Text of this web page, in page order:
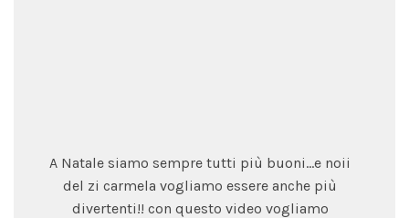
A Natale siamo sempre tutti più buoni...e noii
del zi carmela vogliamo essere anche più
divertenti!! con questo video vogliamo